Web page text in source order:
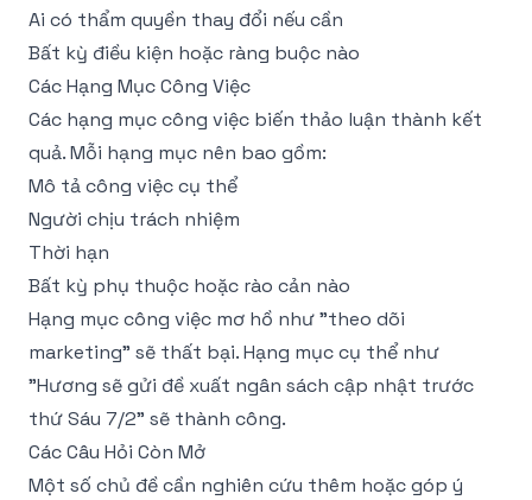
Ai có thẩm quyền thay đổi nếu cần
Bất kỳ điều kiện hoặc ràng buộc nào
Các Hạng Mục Công Việc
Các hạng mục công việc biến thảo luận thành kết
quả. Mỗi hạng mục nên bao gồm:
Mô tả công việc cụ thể
Người chịu trách nhiệm
Thời hạn
Bất kỳ phụ thuộc hoặc rào cản nào
Hạng mục công việc mơ hồ như "theo dõi
marketing" sẽ thất bại. Hạng mục cụ thể như
"Hương sẽ gửi đề xuất ngân sách cập nhật trước
thứ Sáu 7/2" sẽ thành công.
Các Câu Hỏi Còn Mở
Một số chủ đề cần nghiên cứu thêm hoặc góp ý